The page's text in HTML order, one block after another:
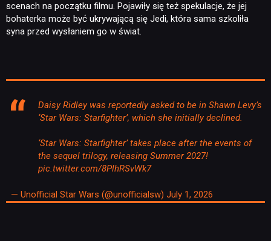
NEWSY
RECENZJE
scenach na początku filmu. Pojawiły się też spekulacje, że jej
bohaterka może być ukrywającą się Jedi, która sama szkoliła
syna przed wysłaniem go w świat.
Daisy Ridley was reportedly asked to be in Shawn Levy’s
‘Star Wars: Starfighter’, which she initially declined.
‘Star Wars: Starfighter’ takes place after the events of
the sequel trilogy, releasing Summer 2027!
pic.twitter.com/8PlhRSvWk7
— Unofficial Star Wars (@unofficialsw) July 1, 2026